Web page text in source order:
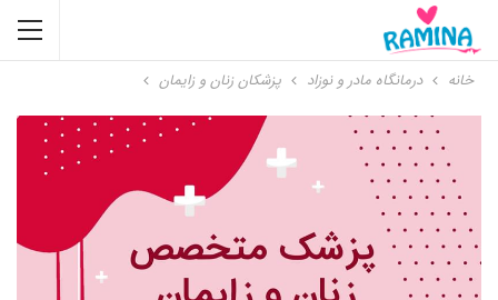
خانه درمانگاه مادر و نوزاد پزشکان زنان و زایمان